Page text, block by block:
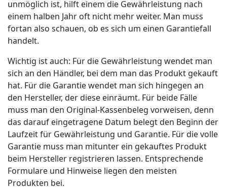
unmöglich ist, hilft einem die Gewährleistung nach
einem halben Jahr oft nicht mehr weiter. Man muss
fortan also schauen, ob es sich um einen Garantiefall
handelt.
Wichtig ist auch: Für die Gewährleistung wendet man
sich an den Händler, bei dem man das Produkt gekauft
hat. Für die Garantie wendet man sich hingegen an
den Hersteller, der diese einräumt. Für beide Fälle
muss man den Original-Kassenbeleg vorweisen, denn
das darauf eingetragene Datum belegt den Beginn der
Laufzeit für Gewährleistung und Garantie. Für die volle
Garantie muss man mitunter ein gekauftes Produkt
beim Hersteller registrieren lassen. Entsprechende
Formulare und Hinweise liegen den meisten
Produkten bei.